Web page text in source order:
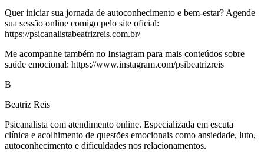
Quer iniciar sua jornada de autoconhecimento e bem-estar? Agende
sua sessão online comigo pelo site oficial:
https://psicanalistabeatrizreis.com.br/
Me acompanhe também no Instagram para mais conteúdos sobre
saúde emocional: https://www.instagram.com/psibeatrizreis
B
Beatriz Reis
Psicanalista com atendimento online. Especializada em escuta
clínica e acolhimento de questões emocionais como ansiedade, luto,
autoconhecimento e dificuldades nos relacionamentos.